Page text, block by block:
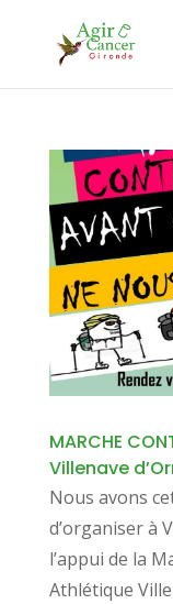
MARCHE
Villenave
Nous avons
d’organiser à
l’appui de la
Athlétique